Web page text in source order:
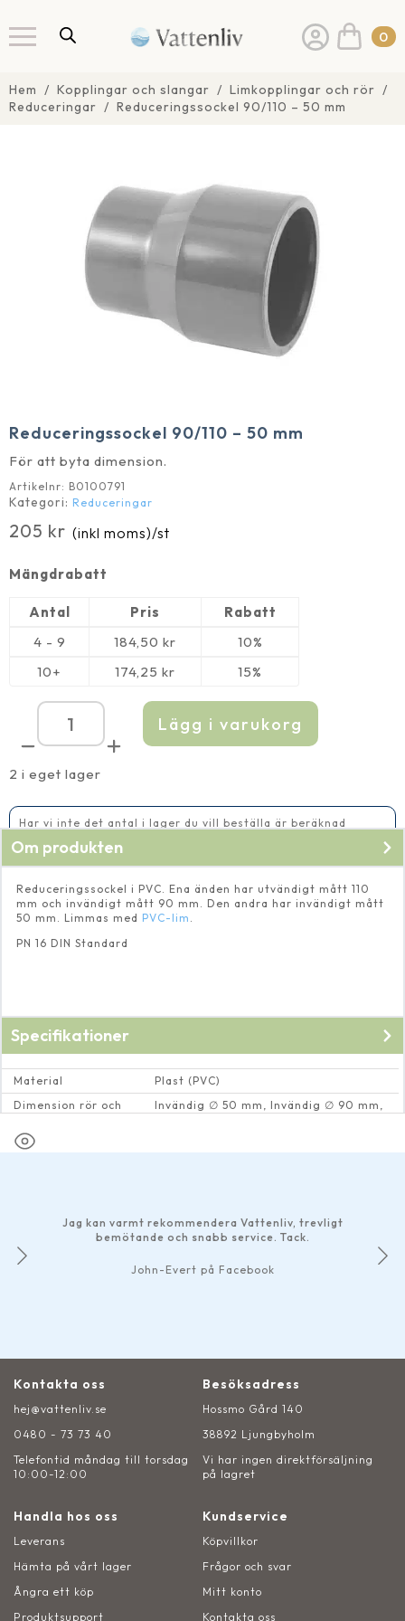
0
Hem Kopplingar och slangar
Limkopplingar och rör
Reduceringar
Reduceringssockel 90/110 – 50 mm
Reduceringssockel 90/110 – 50 mm
För att byta dimension.
Artikelnr: B0100791
Kategori: Reduceringar
205 kr (inkl moms)/st
Mängdrabatt
Antal Pris
Rabatt
4 - 9
184,50 kr
10%
10+
174,25 kr 15%
2 i eget lager
Reduceringssockel
90/110
50
mm
Lägg i varukorg
Har vi inte det antal i lager du vill beställa är beräknad
Om produkten
Reduceringssockel i PVC. Ena änden har utvändigt mått 110
mm och invändigt mått 90 mm. Den andra har invändigt mått
50 mm. Limmas med PVC-lim .
PN 16 DIN Standard
Specifikationer
Material
Plast (PVC)
Dimension rör och
Invändig ∅ 50 mm, Invändig ∅ 90 mm,
Jag kan varmt rekommendera Vattenliv, trevligt
bemötande och snabb service. Tack.
John-Evert på Facebook
Kontakta oss
hej@vattenliv.se
0480 - 73 73 40
Telefontid måndag till torsdag
10:00-12:00
Besöksadress
Hossmo Gård 140
38892 Ljungbyholm
Vi har ingen direktförsäljning
på lagret
Handla hos oss
Leverans
Hämta på vårt lager
Ångra ett köp
Produktsupport
Kundservice
Köpvillkor
Frågor och svar
Mitt konto
Kontakta oss